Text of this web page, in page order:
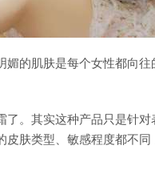
媚的肌肤是每个女性都向
了。其实这种产品只是针
皮肤类型、敏感程度都不